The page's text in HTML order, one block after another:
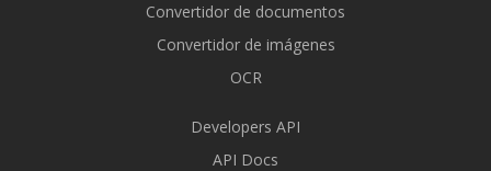
Convertidor de documentos
Convertidor de imágenes
OCR
Developers API
API Docs